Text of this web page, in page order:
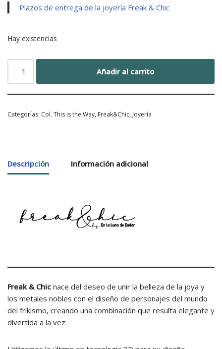
Plazos de entrega de la joyería Freak & Chic
Hay existencias
Añadir al carrito
Categorías: Col. This is the Way, Freak&Chic, Joyería
Descripción Información adicional
Freak & Chic nace del deseo de unir la belleza de la joya y
los metales nobles con el diseño de personajes del mundo
del frikismo, creando una combinación que resulta elegante y
divertida a la vez.